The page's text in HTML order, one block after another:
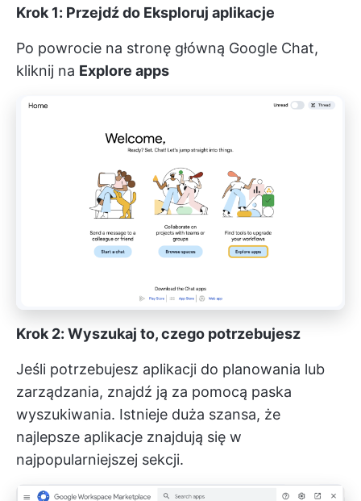
Krok 1: Przejdź do Eksploruj aplikacje
Po powrocie na stronę główną Google Chat,
kliknij na Explore apps
Krok 2: Wyszukaj to, czego potrzebujesz
Jeśli potrzebujesz aplikacji do planowania lub
zarządzania, znajdź ją za pomocą paska
wyszukiwania. Istnieje duża szansa, że
najlepsze aplikacje znajdują się w
najpopularniejszej sekcji.